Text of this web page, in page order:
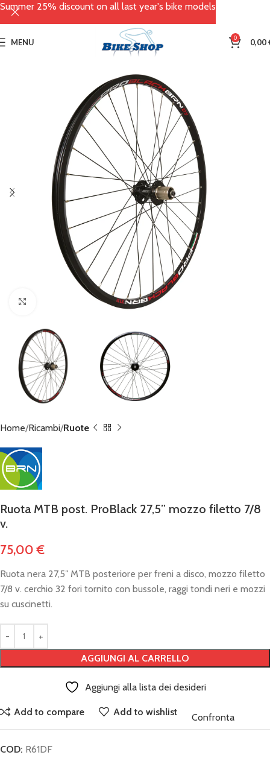
MENU 0 0,00
Click to enlarge
Home Ricambi Ruote
Ruota MTB post. ProBlack 27,5” mozzo filetto 7/8
v.
75,00€
Ruota nera 27,5″ MTB posteriore per freni a disco, mozzo filetto
7/8 v. cerchio 32 fori tornito con bussole, raggi tondi neri e mozzi
su cuscinetti.
AGGIUNGI AL CARRELLO
Aggiungi alla lista dei desideri
Add to compare Add to wishlist Confronta
COD: R61DF
Summer 25% discount on all last year's bike models